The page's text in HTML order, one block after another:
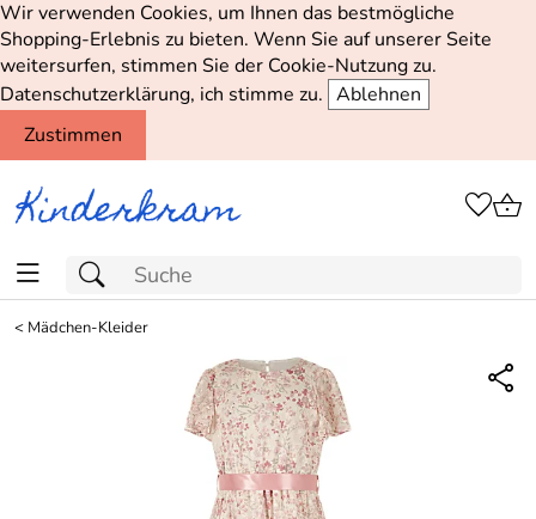
Wir verwenden Cookies, um Ihnen das bestmögliche
Shopping-Erlebnis zu bieten. Wenn Sie auf unserer Seite
weitersurfen, stimmen Sie der Cookie-Nutzung zu.
Datenschutzerklärung, ich stimme zu. Ablehnen
Zustimmen
< Mädchen-Kleider